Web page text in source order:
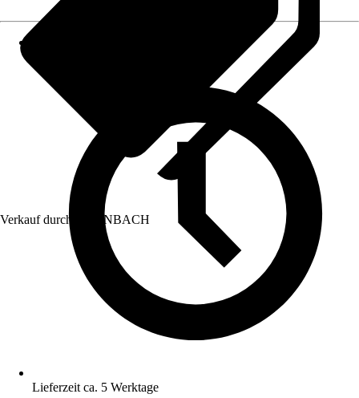
Verkauf durch: HORNBACH
Lieferzeit ca. 5 Werktage